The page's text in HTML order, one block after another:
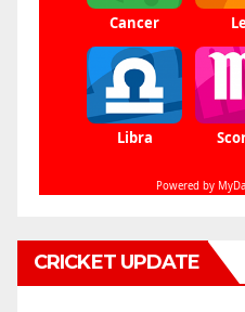
CRICKET UPDATE